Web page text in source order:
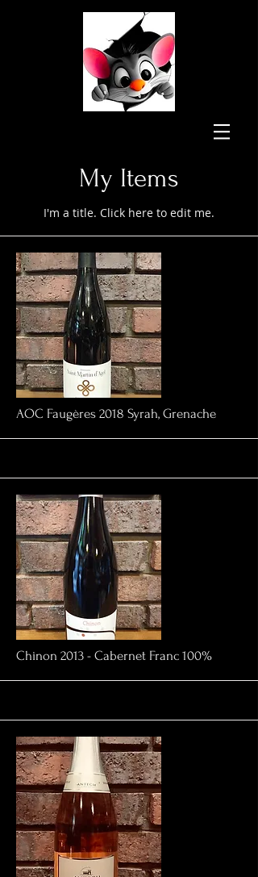
My Items
I'm a title. ​Click here to edit me.
AOC Faugères 2018 Syrah, Grenache
More
Chinon 2013 - Cabernet Franc 100%